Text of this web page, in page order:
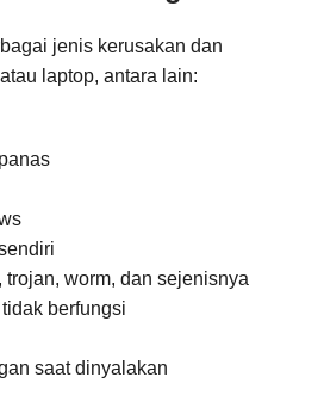
jenis kerusakan dan
laptop, antara lain:
worm, dan sejenisnya
berfungsi
saat dinyalakan